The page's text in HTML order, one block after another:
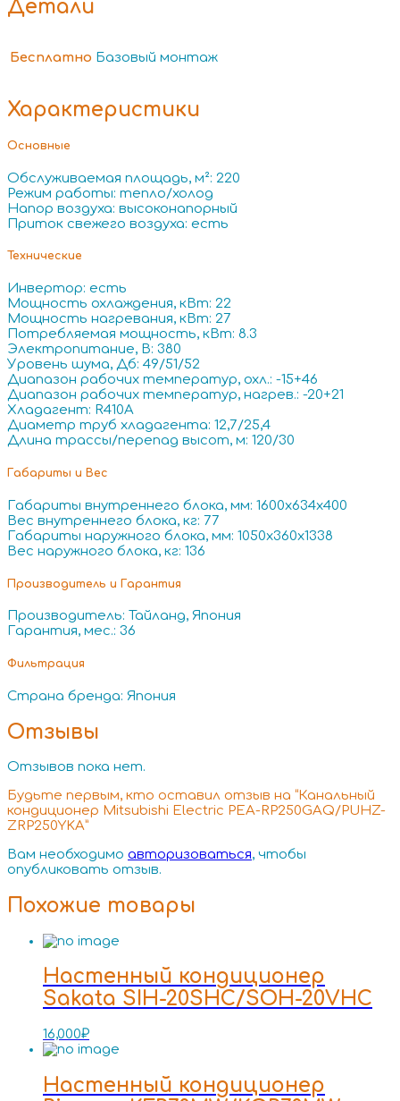
Детали
Бесплатно Базовый монтаж
Характеристики
Основные
Обслуживаемая площадь, м²: 220
Режим работы: тепло/холод
Напор воздуха: высоконапорный
Приток свежего воздуха: есть
Технические
Инвертор: есть
Мощность охлаждения, кВт: 22
Мощность нагревания, кВт: 27
Потребляемая мощность, кВт: 8.3
Электропитание, В: 380
Уровень шума, Дб: 49/51/52
Диапазон рабочих температур, охл.: -15+46
Диапазон рабочих температур, нагрев.: -20+21
Хладагент: R410A
Диаметр труб хладагента: 12,7/25,4
Длина трассы/перепад высот, м: 120/30
Габариты и Вес
Габариты внутреннего блока, мм: 1600x634x400
Вес внутреннего блока, кг: 77
Габариты наружного блока, мм: 1050x360x1338
Вес наружного блока, кг: 136
Производитель и Гарантия
Производитель: Тайланд, Япония
Гарантия, мес.: 36
Фильтрация
Страна бренда: Япония
Отзывы
Отзывов пока нет.
Будьте первым, кто оставил отзыв на “Канальный
кондиционер Mitsubishi Electric PEA-RP250GAQ/PUHZ-
ZRP250YKA”
Вам необходимо авторизоваться, чтобы
опубликовать отзыв.
Похожие товары
Настенный кондиционер
Sakata SIH-20SHC/SOH-20VHC
16,000₽
Настенный кондиционер